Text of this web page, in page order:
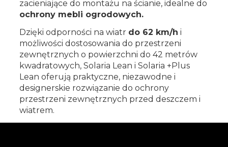
zacieniające do montażu na ścianie, idealne do
ochrony mebli ogrodowych.
Dzięki odporności na wiatr do 62 km/h i
możliwości dostosowania do przestrzeni
zewnętrznych o powierzchni do 42 metrów
kwadratowych, Solaria Lean i Solaria +Plus
Lean oferują praktyczne, niezawodne i
designerskie rozwiązanie do ochrony
przestrzeni zewnętrznych przed deszczem i
wiatrem.